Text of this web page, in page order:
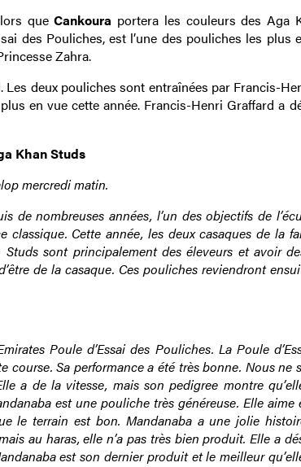
queCankoura portera les couleurs des Aga
des Pouliches, est l’une des pouliches les plus
Zahra.
deux pouliches sont entraînées par Francis-
en vue cette année. Francis-Henri Graffard a
Khan Studs
mercredi matin.
de nombreuses années, l’un des objectifs de
classique. Cette année, les deux casaques de la
sont principalement des éleveurs et avoir
de la casaque. Ces pouliches reviendront
Poule d’Essai des Pouliches. La Poule
Sa performance a été très bonne. Nous ne
a de la vitesse, mais son pedigree montre
est une pouliche très généreuse. Elle aime
le terrain est bon. Mandanaba a une jolie
au haras, elle n’a pas très bien produit. Elle a
est son dernier produit et le meilleur